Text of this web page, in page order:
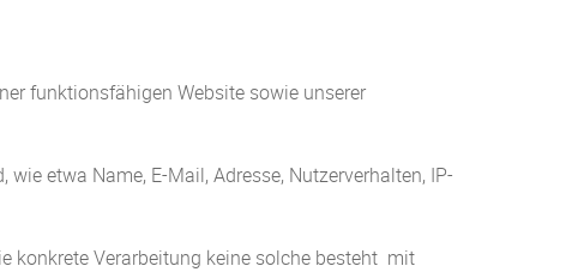
funktionsfähigen Website sowie unserer
etwa Name, E-Mail, Adresse, Nutzerverhalten, IP-
Verarbeitung keine solche besteht  mit